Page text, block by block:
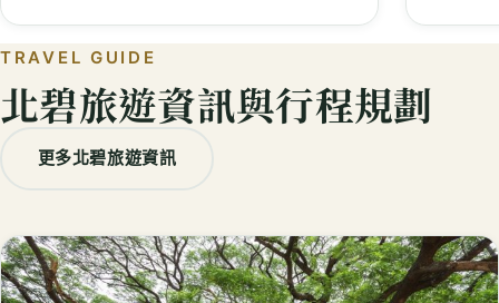
TRAVEL GUIDE
北碧旅遊資訊與行程規劃
更多北碧旅遊資訊